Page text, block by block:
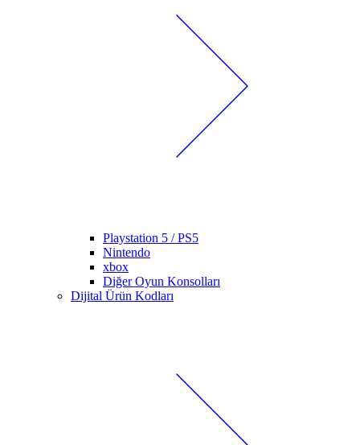
Playstation 5 / PS5
Nintendo
xbox
Diğer Oyun Konsolları
Dijital Ürün Kodları